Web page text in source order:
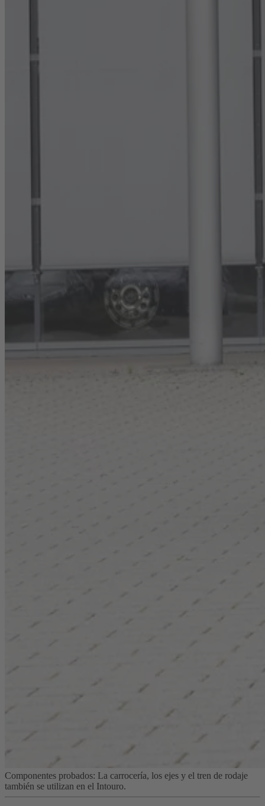
Componentes probados: La carrocería, los ejes y el tren de rodaje
también se utilizan en el Intouro.